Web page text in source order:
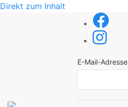
Direkt zum Inhalt
E-Mail-Adresse